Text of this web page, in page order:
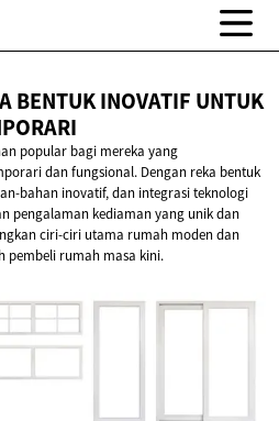
BENTUK INOVATIF UNTUK
popular bagi mereka yang
dan fungsional. Dengan reka bentuk
bahan inovatif, dan integrasi teknologi
pengalaman kediaman yang unik dan
ciri-ciri utama rumah moden dan
pembeli rumah masa kini.